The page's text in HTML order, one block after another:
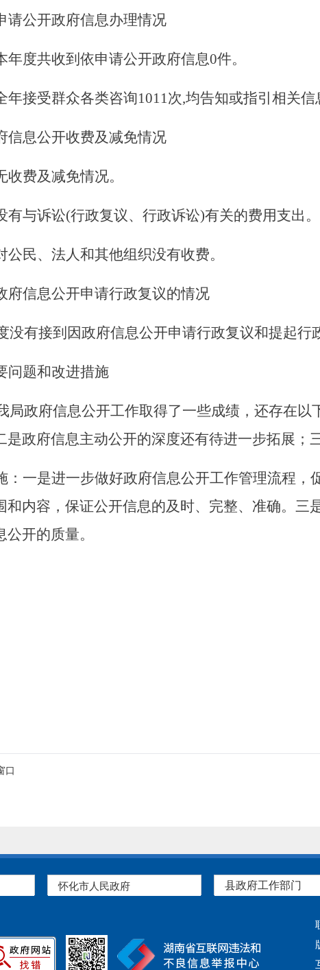
请公开政府信息办理情况
年度共收到依申请公开政府信息0件。
年接受群众各类咨询1011次,均告知或指引相关信
信息公开收费及减免情况
收费及减免情况。
有与诉讼(行政复议、行政诉讼)有关的费用支出。
公民、法人和其他组织没有收费。
府信息公开申请行政复议的情况
没有接到因政府信息公开申请行政复议和提起行
问题和改进措施
局政府信息公开工作取得了一些成绩，还存在
是政府信息主动公开的深度还有待进一步拓展；
：一是进一步做好政府信息公开工作管理流程
和内容，保证公开信息的及时、完整、准确。
开的质量。
口
怀化市人民政府